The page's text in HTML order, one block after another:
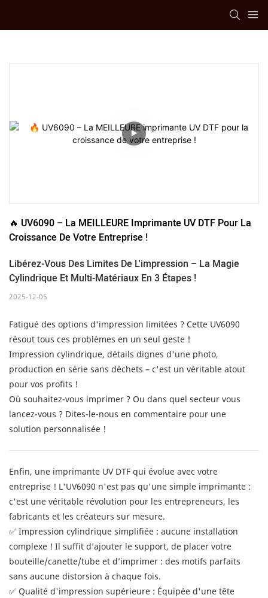
🔥 UV6090 – La MEILLEURE Imprimante UV DTF Pour La
Croissance De Votre Entreprise !
Libérez-Vous Des Limites De L'impression – La Magie
Cylindrique Et Multi-Matériaux En 3 Étapes !
2025-12-05
Fatigué des options d'impression limitées ? Cette UV6090
résout tous ces problèmes en un seul geste !
Impression cylindrique, détails dignes d'une photo,
production en série sans déchets – c'est un véritable atout
pour vos profits !
Où souhaitez-vous imprimer ? Ou dans quel secteur vous
lancez-vous ? Dites-le-nous en commentaire pour une
solution personnalisée !
Enfin, une imprimante UV DTF qui évolue avec votre
entreprise ! L'UV6090 n'est pas qu'une simple imprimante :
c'est une véritable révolution pour les entrepreneurs, les
fabricants et les créateurs sur mesure.
✅ Impression cylindrique simplifiée : aucune installation
complexe ! Il suffit d’ajouter le support, de placer votre
bouteille/canette/tube et d’imprimer : des motifs parfaits
sans aucune distorsion à chaque fois.
✅ Qualité d'impression supérieure : Équipée d'une tête